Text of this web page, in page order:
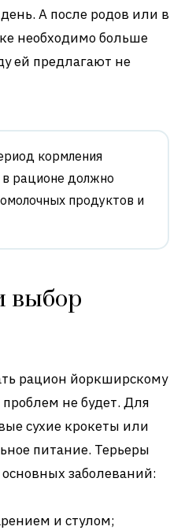
А после родов или в
необходимо больше
ей предлагают не
кормления
рационе должно
продуктов и
выбор
рацион йоркширскому
проблем не будет. Для
сухие крокеты или
питание. Терьеры
заболеваний:
и стулом;